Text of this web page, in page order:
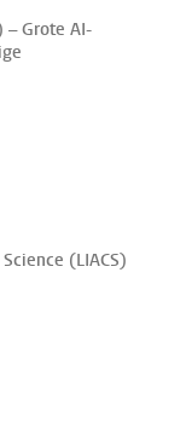
– Grote AI-
(LIACS)